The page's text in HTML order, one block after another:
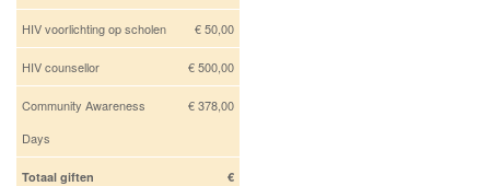
HIV voorlichting op scholen € 50,00
HIV counsellor € 500,00
Community Awareness
Days
€ 378,00
Totaal giften €